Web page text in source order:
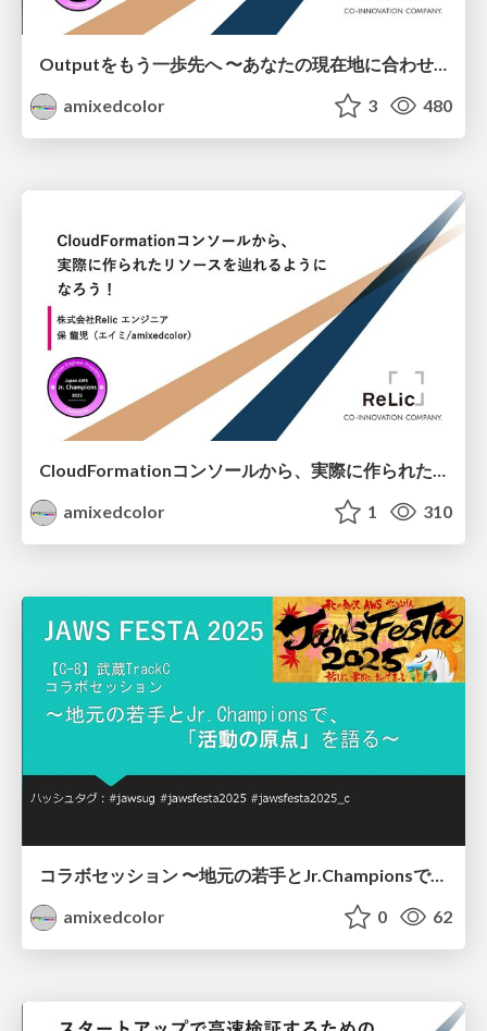
Outputをもう一歩先へ 〜あなたの現在地に合わせた、量や質など「もう一歩先の」Output〜
amixedcolor
3 480
amixedcolor
1 310
コラボセッション 〜地元の若手とJr.Championsで、「活動の原点」を語る〜
amixedcolor
0 62